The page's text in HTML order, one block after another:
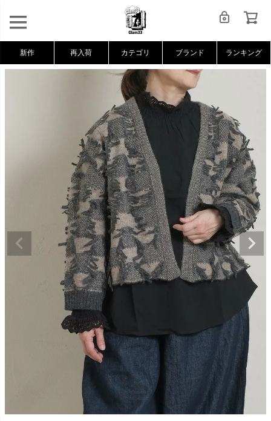
新作 再入荷 カテゴリ ブランド ランキング